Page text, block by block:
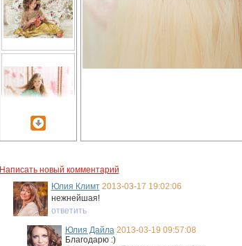
Написать новый комментарий
Юлия Климт 2013-03-17 19:02:06
нежнейшая!
ответить
Юлия Дайла 2013-03-19 09:57:08
Благодарю :)